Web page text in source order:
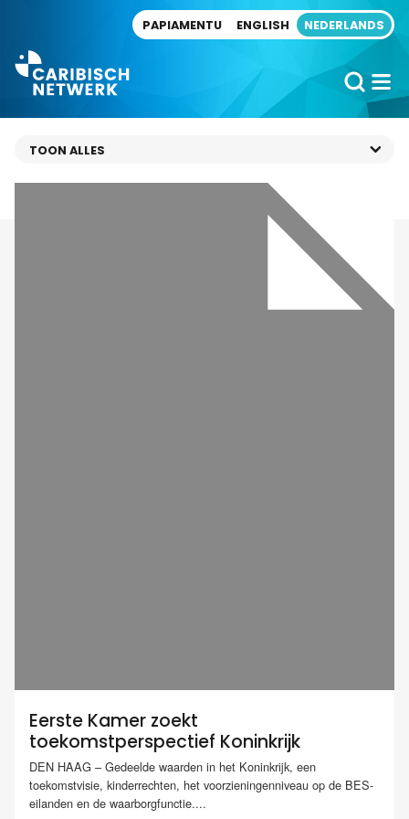
PAPIAMENTU ENGLISH NEDERLANDS
Eerste Kamer zoekt
toekomstperspectief Koninkrijk
DEN HAAG – Gedeelde waarden in het Koninkrijk, een
toekomstvisie, kinderrechten, het voorzieningenniveau op de BES-
eilanden en de waarborgfunctie....